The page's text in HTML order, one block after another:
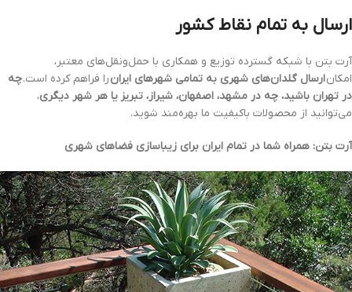
ارسال به تمام نقاط کشور
آرت بتن با شبکه گسترده توزیع و همکاری با حمل‌ونقل‌های معتبر،
امکانارسال گلدان‌های شهری به تمامی شهرهای ایرانرا فراهم کرده است.چه
در تهران باشید، چه در مشهد، اصفهان، شیراز، تبریز یا هر شهر دیگری،
می‌توانید از محصولات باکیفیت ما بهره‌مند شوید.
آرت بتن: همراه شما در تمام ایران برای زیباسازی فضاهای شهری